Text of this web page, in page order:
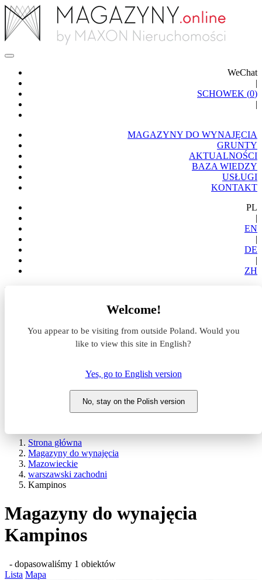
WeChat
|
SCHOWEK (0)
|
MAGAZYNY DO WYNAJĘCIA
GRUNTY
AKTUALNOŚCI
BAZA WIEDZY
USŁUGI
KONTAKT
PL
|
EN
|
DE
|
ZH
Welcome!
You appear to be visiting from outside Poland. Would you
like to view this site in English?
Yes, go to English version
No, stay on the Polish version
Lokalizacja
Strona główna
Magazyny do wynajęcia
Mazowieckie
warszawski zachodni
Kampinos
Magazyny do wynajęcia
Kampinos
- dopasowaliśmy 1 obiektów
Lista Mapa